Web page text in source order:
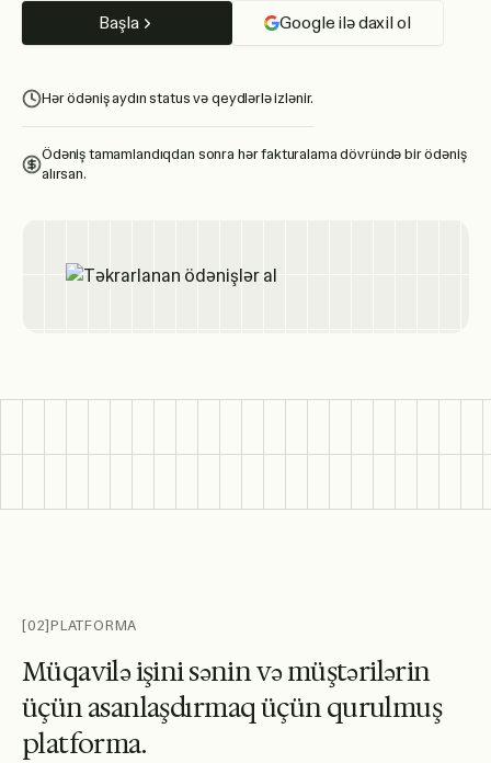
Başla Google ilə daxil ol
Hər ödəniş aydın status və qeydlərlə izlənir.
Ödəniş tamamlandıqdan sonra hər fakturalama dövründə bir ödəniş
alırsan.
[02]PLATFORMA
Müqaviləişinisəninvəmüştərilərin
üçünasanlaşdırmaqüçünqurulmuş
platforma.